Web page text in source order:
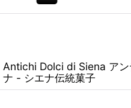
Antichi Dolci di Siena アン
ナ - シエナ伝統菓子